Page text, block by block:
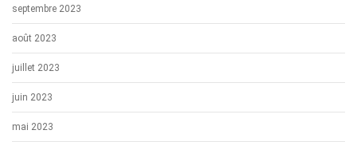
septembre 2023
août 2023
juillet 2023
juin 2023
mai 2023